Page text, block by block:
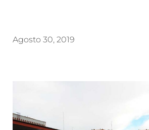
Agosto 30, 2019